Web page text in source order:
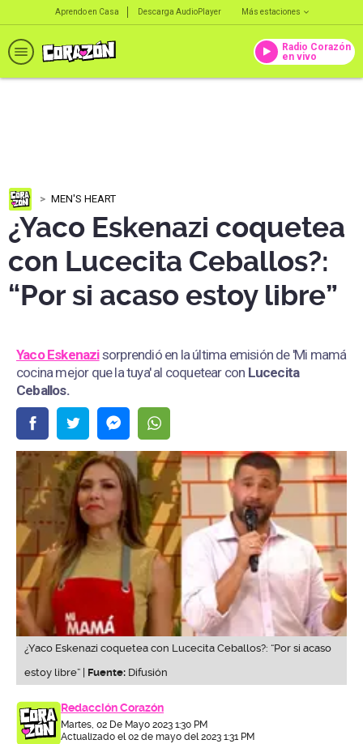
Aprendo en Casa Descarga AudioPlayer Más estaciones
Radio Corazón
en vivo
MEN'S HEART
¿Yaco Eskenazi coquetea
con Lucecita Ceballos?:
“Por si acaso estoy libre”
Yaco Eskenazisorprendió en la última emisión de 'Mi mamá
cocina mejor que la tuya' al coquetear con Lucecita
Ceballos.
¿Yaco Eskenazi coquetea con Lucecita Ceballos?: “Por si acaso
estoy libre” | Fuente: Difusión
Redacción Corazón
Martes, 02 De Mayo 2023 1:30 PM
Actualizado el 02 de mayo del 2023 1:31 PM